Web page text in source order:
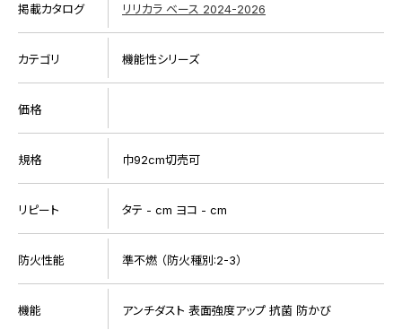
掲載カタログ リリカラ ベース 2024-2026
カテゴリ 機能性シリーズ
価格
規格 巾92cm切売可
リピート タテ - cm ヨコ - cm
防火性能 準不燃 （防火種別:2-3）
機能 アンチダスト 表面強度アップ 抗菌 防かび